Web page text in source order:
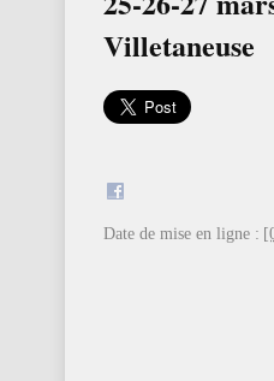
Villetaneuse
Date de mise en ligne :